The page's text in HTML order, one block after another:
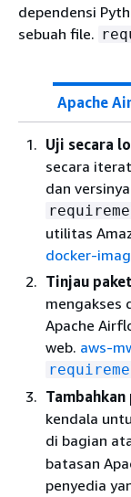
dependensi
sebuah file.
Apache
Uji secara
secara
dan
utilitas
docker-
Tinjau
mengakses
Apache
web. aws-
kendala
di bagian
batasan
penyedia